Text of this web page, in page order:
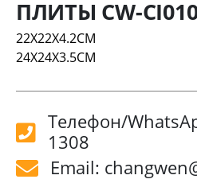
ПЛИТЫ CW-
22X22X4.2CM
24X24X3.5CM
Телефон/
1308
Email: